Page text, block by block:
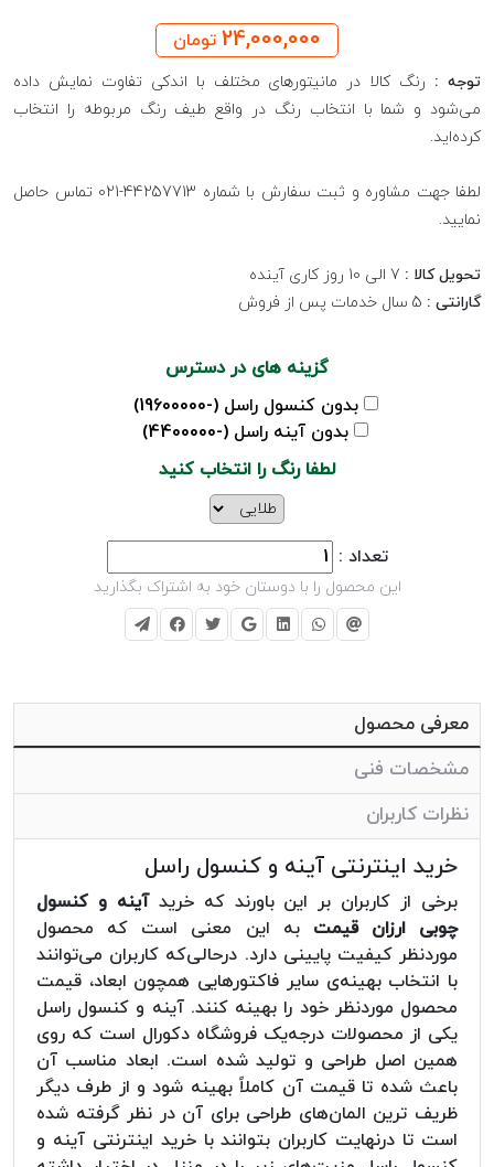
24,000,000 تومان
توجه : رنگ کالا در مانیتورهای مختلف با اندکی تفاوت نمایش داده
می‌شود و شما با انتخاب رنگ در واقع طیف رنگ مربوطه را انتخاب
کرده‌اید.
لطفا جهت مشاوره و ثبت سفارش با شماره 44257713-021 تماس حاصل
نمایید.
تحویل کالا :
گارانتی :
گزینه های در دسترس
بدون کنسول راسل (-19600000)
بدون آینه راسل (-4400000)
لطفا رنگ را انتخاب کنید
تعداد :
این محصول را با دوستان خود به اشتراک بگذارید
معرفی محصول
مشخصات فنی
نظرات کاربران
خرید اینترنتی آینه و کنسول راسل
برخی از کاربران بر این باورند که خریدآینه و کنسول
چوبی ارزان قیمت به این معنی است که محصول
موردنظر کیفیت پایینی دارد. درحالی‌که کاربران می‌توانند
با انتخاب بهینه‌ی سایر فاکتورهایی همچون ابعاد، قیمت
محصول موردنظر خود را بهینه کنند. آینه و کنسول راسل
یکی از محصولات درجه‌یک فروشگاه دکورال است که روی
همین اصل طراحی و تولید شده است. ابعاد مناسب آن
باعث شده تا قیمت آن کاملاً بهینه شود و از طرف دیگر
ظریف ترین المان‌های طراحی برای آن در نظر گرفته شده
است تا درنهایت کاربران بتوانند با خرید اینترنتی آینه و